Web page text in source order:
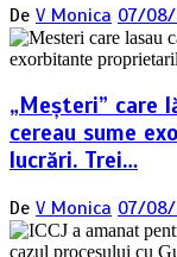
De V Monica 07/
„Meșteri” care
cereau sume
lucrări. Trei…
De V Monica 07/